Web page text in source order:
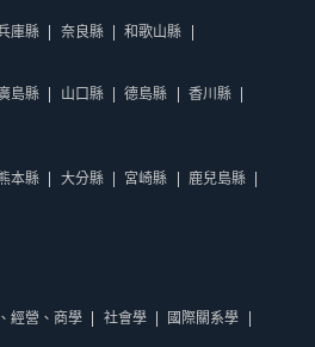
庫縣 奈良縣 和歌山縣
島縣 山口縣 德島縣
香川縣
本縣 大分縣 宮崎縣
鹿兒島縣
經營、商學 社會學 國際關系學